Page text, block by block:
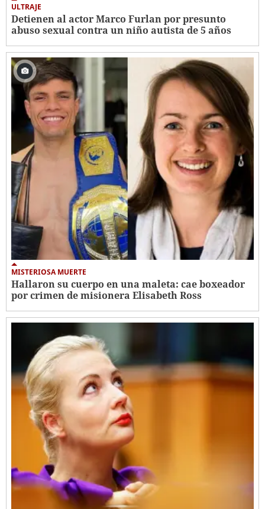
ULTRAJE
Detienen al actor Marco Furlan por presunto
abuso sexual contra un niño autista de 5 años
MISTERIOSA MUERTE
Hallaron su cuerpo en una maleta: cae boxeador
por crimen de misionera Elisabeth Ross